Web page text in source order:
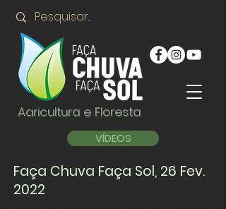
Agricultura e Floresta
VÍDEOS
Faça Chuva Faça Sol, 26 Fev.
2022